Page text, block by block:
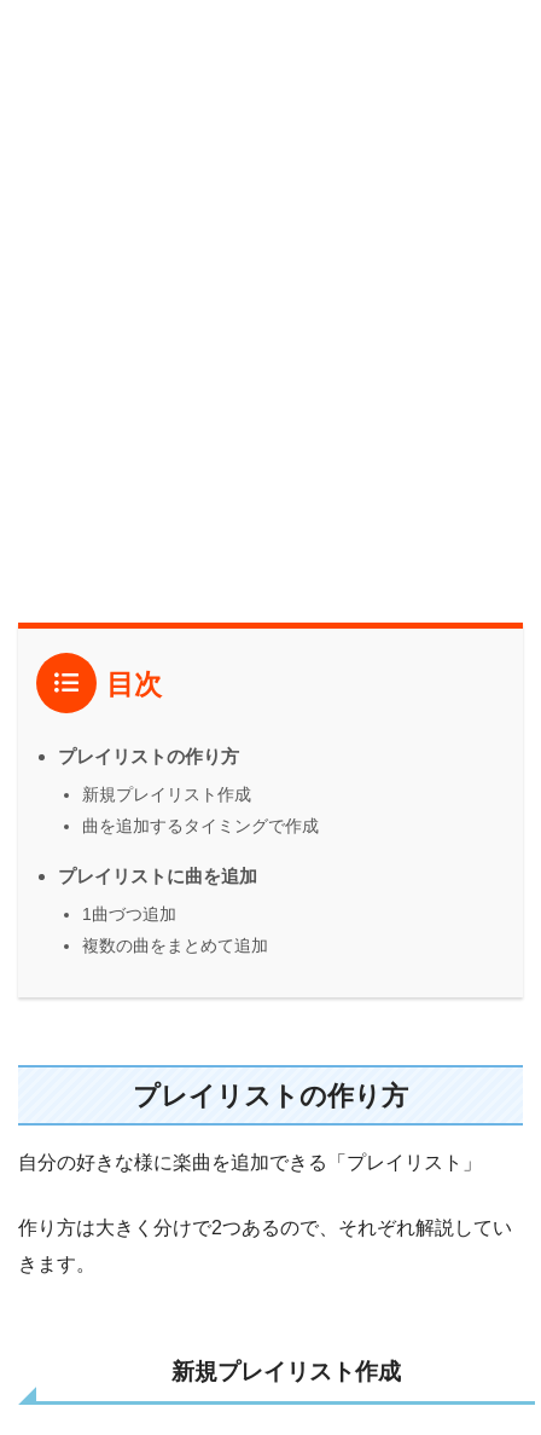
目次
プレイリストの作り方
新規プレイリスト作成
曲を追加するタイミングで作成
プレイリストに曲を追加
1曲づつ追加
複数の曲をまとめて追加
プレイリストの作り方
自分の好きな様に楽曲を追加できる「プレイリスト」
作り方は大きく分けで2つあるので、それぞれ解説してい
きます。
新規プレイリスト作成